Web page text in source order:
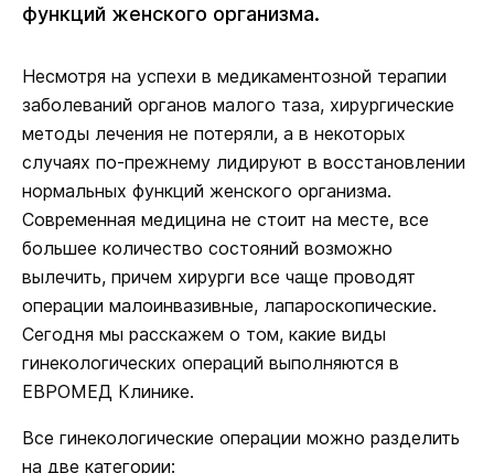
функций женского организма.
Несмотря на успехи в медикаментозной терапии
заболеваний органов малого таза, хирургические
методы лечения не потеряли, а в некоторых
случаях по-прежнему лидируют в восстановлении
нормальных функций женского организма.
Современная медицина не стоит на месте, все
большее количество состояний возможно
вылечить, причем хирурги все чаще проводят
операции малоинвазивные, лапароскопические.
Сегодня мы расскажем о том, какие виды
гинекологических операций выполняются в
ЕВРОМЕД Клинике.
Все гинекологические операции можно разделить
на две категории: